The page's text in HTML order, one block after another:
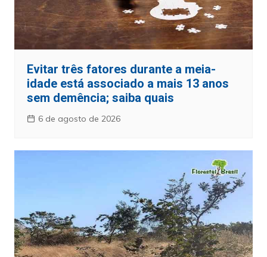
Evitar três fatores durante a meia-
idade está associado a mais 13 anos
sem demência; saiba quais
6 de agosto de 2026